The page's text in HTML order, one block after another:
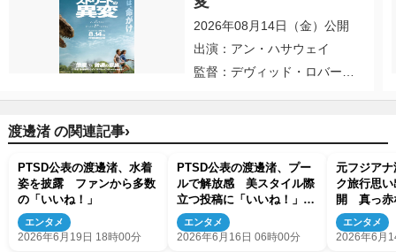
2026年08月14日（金）公開
出演：アン・ハサウェイ
監督：デヴィッド・ロバー
渡邊渚 の関連記事›
PTSD公表の渡邊渚、水着
姿を披露 ファンから多数
の「いいね！」
エンタメ
2026年6月19日 18時00分
PTSD公表の渡邊渚、プー
ルで解放感 美スタイル際
立つ投稿に「いいね！」多
数エンタメ
2026年6月16日 06時00分
元フジア
ク旅行思
開 真っ赤
「いいね！
エンタメ
2026年6月